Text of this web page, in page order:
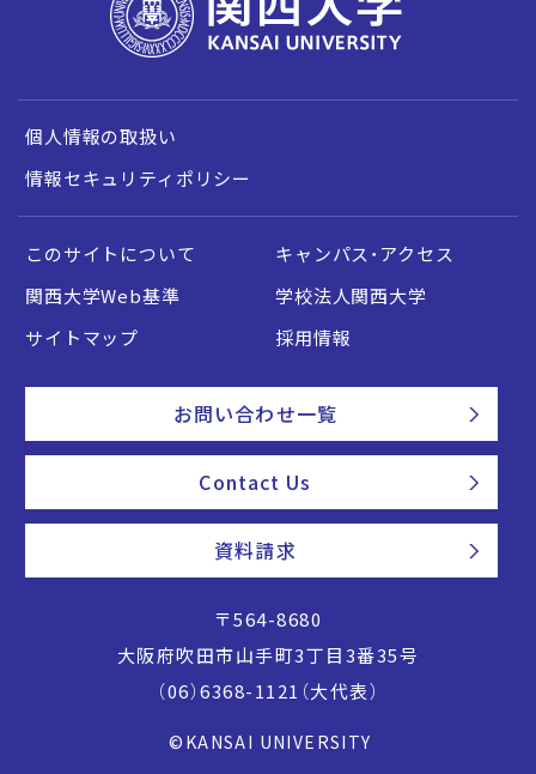
個人情報の取扱い
情報セキュリティポリシー
このサイトについて
キャンパス・アクセス
関西大学Web基準
学校法人関西大学
サイトマップ
採用情報
お問い合わせ一覧
Contact Us
資料請求
〒564-8680
大阪府吹田市山手町3丁目3番35号
（06）6368-1121（大代表）
©KANSAI UNIVERSITY